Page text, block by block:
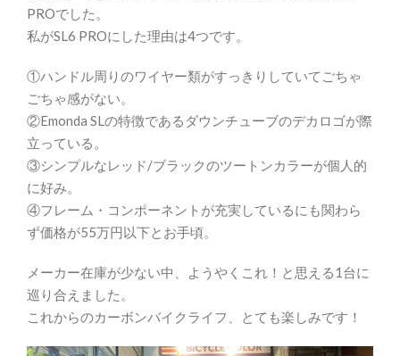
PROでした。
私がSL6 PROにした理由は4つです。
①ハンドル周りのワイヤー類がすっきりしていてごちゃ
ごちゃ感がない。
②Emonda SLの特徴であるダウンチューブのデカロゴが際
立っている。
③シンプルなレッド/ブラックのツートンカラーが個人的
に好み。
④フレーム・コンポーネントが充実しているにも関わら
ず価格が55万円以下とお手頃。
メーカー在庫が少ない中、ようやくこれ！と思える1台に
巡り合えました。
これからのカーボンバイクライフ、とても楽しみです！